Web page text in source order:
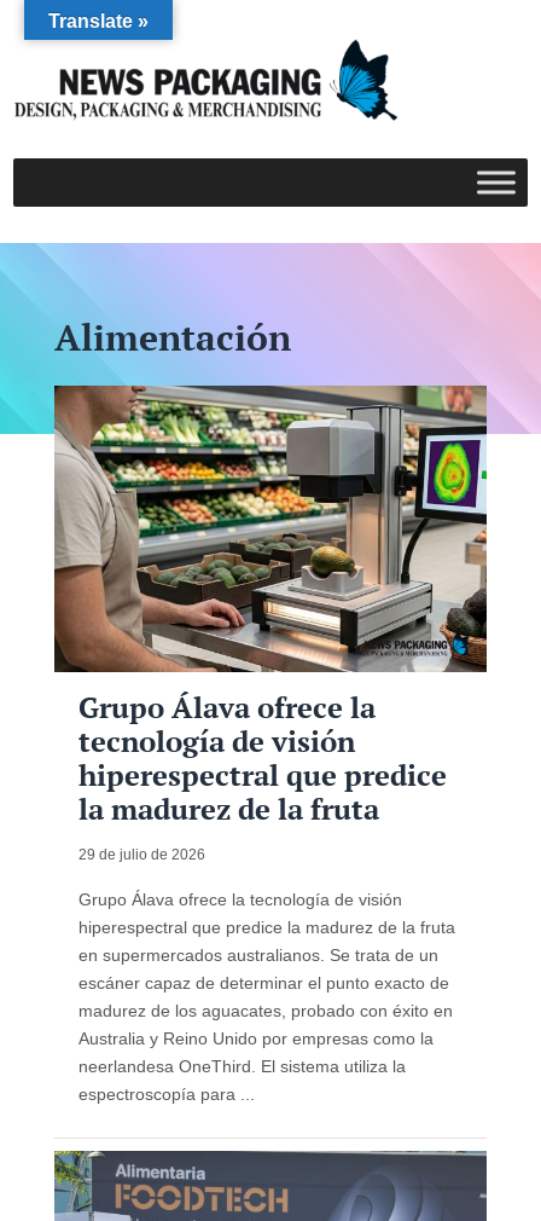
Alimentación
Grupo Álava ofrece la
tecnología de visión
hiperespectral que predice
la madurez de la fruta
29 de julio de 2026
Grupo Álava ofrece la tecnología de visión
hiperespectral que predice la madurez de la fruta
en supermercados australianos. Se trata de un
escáner capaz de determinar el punto exacto de
madurez de los aguacates, probado con éxito en
Australia y Reino Unido por empresas como la
neerlandesa OneThird. El sistema utiliza la
espectroscopía para ...
Translate »